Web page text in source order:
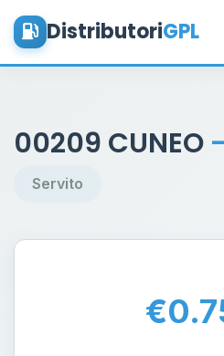
DistributoriGPL
00209 CUNEO
Servito